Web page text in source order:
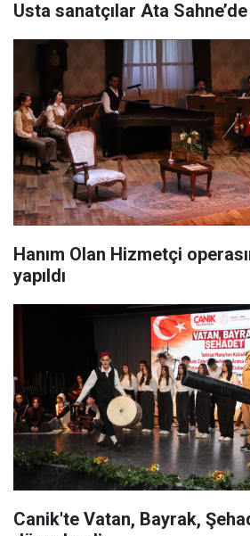
Usta sanatçılar Ata Sahne’de
Hanım Olan Hizmetçi
yapıldı
Canik'te Vatan, Bayrak,